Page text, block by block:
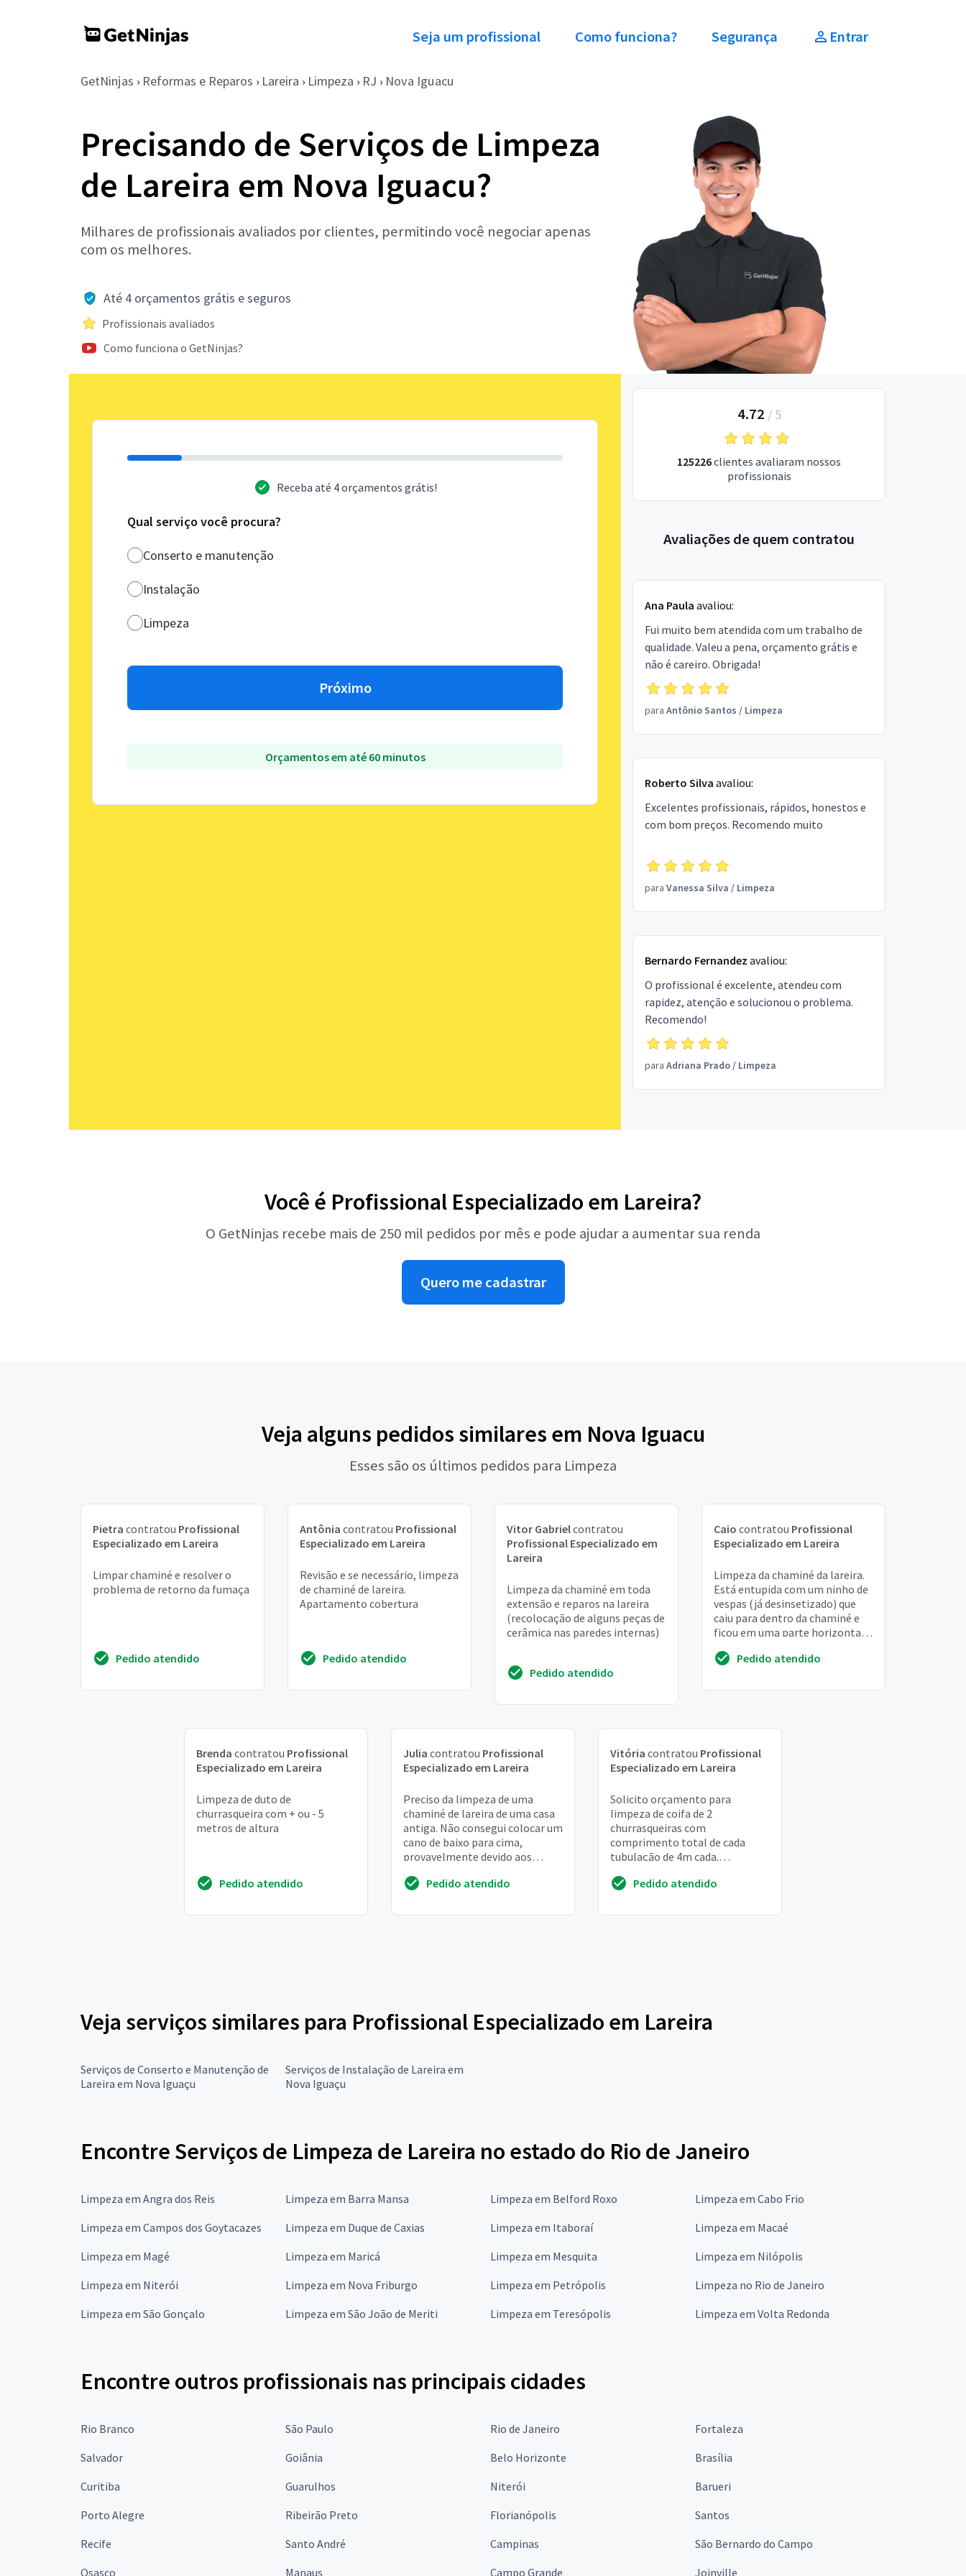
Seja um profissional Como funciona? Segurança Entrar
GetNinjas › Reformas e Reparos › Lareira › Limpeza › RJ › Nova Iguacu
Precisando de Serviços de Limpeza
de Lareira em Nova Iguacu?
Milhares de profissionais avaliados por clientes, permitindo você negociar apenas
com os melhores.
Até 4 orçamentos grátis e seguros
Profissionais avaliados
Como funciona o GetNinjas?
Receba até 4 orçamentos grátis!
Qual serviço você procura?
Conserto e manutenção
Instalação
Limpeza
Próximo
Orçamentos em até 60 minutos
4.72 / 5
125226clientes avaliaram nossos
profissionais
Avaliações de quem contratou
Ana Paula avaliou:
Fui muito bem atendida com um trabalho de
qualidade. Valeu a pena, orçamento grátis e
não é careiro. Obrigada!
para Antônio Santos / Limpeza
Roberto Silva avaliou:
Excelentes profissionais, rápidos, honestos e
com bom preços. Recomendo muito
para Vanessa Silva / Limpeza
Bernardo Fernandez avaliou:
O profissional é excelente, atendeu com
rapidez, atenção e solucionou o problema.
Recomendo!
para Adriana Prado/ Limpeza
Você é Profissional Especializado em Lareira?
O GetNinjas recebe mais de 250 mil pedidos por mês e pode ajudar a aumentar sua renda
Quero me cadastrar
Veja alguns pedidos similares em Nova Iguacu
Esses são os últimos pedidos para Limpeza
Pietra contratou Profissional
Especializado em Lareira
Limpar chaminé e resolver o
problema de retorno da fumaça
Pedido atendido
Antônia contratou Profissional
Especializado em Lareira
Revisão e se necessário, limpeza
de chaminé de lareira.
Apartamento cobertura
Pedido atendido
Vitor Gabrielcontratou
Profissional Especializado em
Lareira
Limpeza da chaminé em toda
extensão e reparos na lareira
(recolocação de alguns peças de
cerâmica nas paredes internas)
Pedido atendido
Caio contratou Profissional
Especializado em Lareira
Limpeza da chaminé da lareira.
Está entupida com um ninho de
vespas (já desinsetizado) que
caiu para dentro da chaminé e
ficou em uma parte horizontal
Pedido atendido
Brenda contratou Profissional
Especializado em Lareira
Limpeza de duto de
churrasqueira com + ou - 5
metros de altura
Pedido atendido
Julia contratou Profissional
Especializado em Lareira
Preciso da limpeza de uma
chaminé de lareira de uma casa
antiga. Não consegui colocar um
cano de baixo para cima,
provavelmente devido aos
necessario subir no telha...
Pedido atendido
Vitória contratou Profissional
Especializado em Lareira
Solicito orçamento para
limpeza de coifa de 2
churrasqueiras com
comprimento total de cada
tubulação de 4m cada.
andar térreo do edificio
Pedido atendido
Veja serviços similares para Profissional Especializado em Lareira
Serviços de Conserto e Manutenção de
Lareira em Nova Iguaçu
Serviços de Instalação de Lareira em
Nova Iguaçu
Encontre Serviços de Limpeza de Lareira no estado do Rio de Janeiro
Limpeza em Angra dos Reis Limpeza em Barra Mansa Limpeza em Belford Roxo
Limpeza em Cabo Frio
Limpeza em Campos dos Goytacazes
Limpeza em Duque de Caxias Limpeza em Itaboraí
Limpeza em Macaé
Limpeza em Magé
Limpeza em Maricá Limpeza em Mesquita
Limpeza em Nilópolis
Limpeza em Niterói
Limpeza em Nova Friburgo Limpeza em Petrópolis
Limpeza no Rio de Janeiro
Limpeza em São Gonçalo
Limpeza em São João de Meriti Limpeza em Teresópolis Limpeza em Volta Redonda
Encontre outros profissionais nas principais cidades
Rio Branco São Paulo Rio de Janeiro
Fortaleza
Salvador
Goiânia Belo Horizonte
Brasília
Curitiba
Guarulhos Niterói
Barueri
Porto Alegre
Ribeirão Preto Florianópolis
Santos
Recife
Santo André Campinas
São Bernardo do Campo
Osasco
Manaus Campo Grande Joinville